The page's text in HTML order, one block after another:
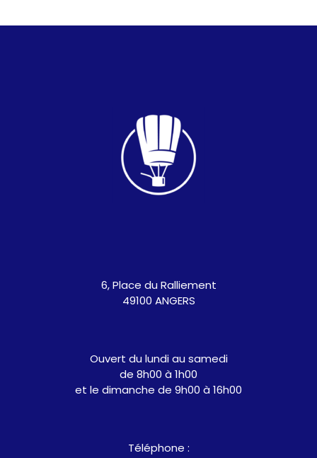
6, Place du Ralliement
49100 ANGERS
Ouvert du lundi au samedi
de 8h00 à 1h00
et le dimanche de 9h00 à 16h00
Téléphone :